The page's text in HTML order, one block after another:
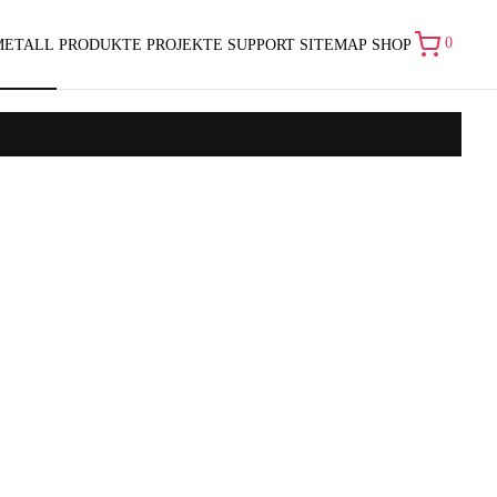
PRODUKTE PROJEKTE SUPPORT SITEMAP SHOP 0